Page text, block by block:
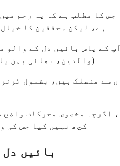
کا مطلب ہے کہ یہ رحم
ہے، لیکن محققین کا
(والدین، بھائی بہن یا بچے) کو بھی یہ ہو
سے منسلک ہیں، بشمول
اگرچہ مخصوص محرکات
کچھ نہیں کیا جس کی
بائیں